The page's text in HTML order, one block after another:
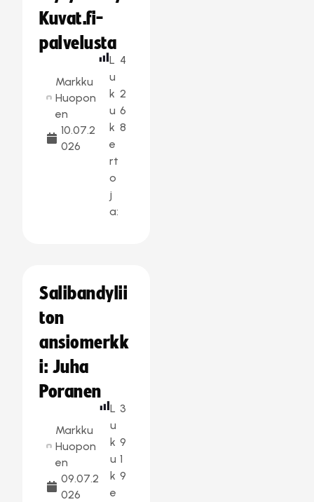
Kuvat.fi-
palvelusta
Markku
Huopon
en
10.07.2
026
L
u
k
u
k
e
rt
o
j
a:
4
2
6
8
Salibandylii
ton
ansiomerkk
i: Juha
Poranen
Markku
Huopon
en
09.07.2
026
L
u
k
u
k
e
3
9
1
9